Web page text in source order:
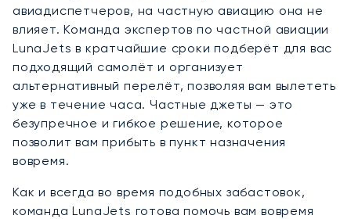
авиадиспетчеров, на частную авиацию она не
влияет. Команда экспертов по частной авиации
LunaJets в кратчайшие сроки подберёт для вас
подходящий самолёт и организует
альтернативный перелёт, позволяя вам вылететь
уже в течение часа. Частные джеты — это
безупречное и гибкое решение, которое
позволит вам прибыть в пункт назначения
вовремя.
Как и всегда во время подобных забастовок,
команда LunaJets готова помочь вам вовремя